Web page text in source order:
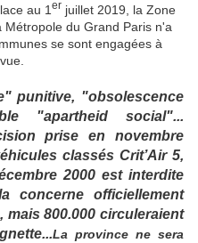
au 1 er juillet 2019, la Zone
du Grand Paris n'a
se sont engagées à
punitive, "obsolescence
"apartheid social"...
prise en novembre
classés Crit’Air 5,
2000 est interdite
concerne officiellement
mais 800.000 circuleraient
La province ne sera